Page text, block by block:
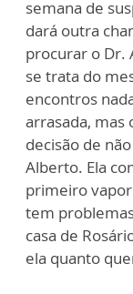
semana de
dará outra
procurar o Dr.
se trata do
encontros
arrasada, mas
decisão de
Alberto. Ela
primeiro
tem
casa de
ela quanto